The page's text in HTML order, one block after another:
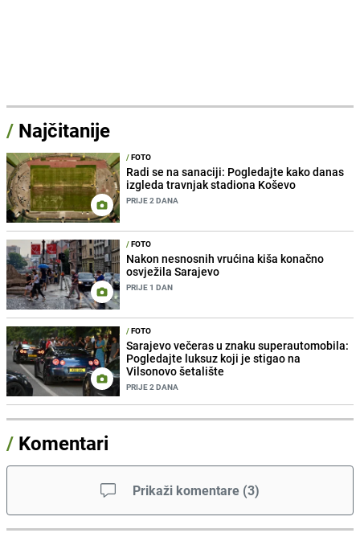
/ Najčitanije
/FOTO
Radi se na sanaciji: Pogledajte kako danas
izgleda travnjak stadiona Koševo
PRIJE 2 DANA
/FOTO
Nakon nesnosnih vrućina kiša konačno
osvježila Sarajevo
PRIJE 1 DAN
/FOTO
Sarajevo večeras u znaku superautomobila:
Pogledajte luksuz koji je stigao na
Vilsonovo šetalište
PRIJE 2 DANA
/ Komentari
Prikaži komentare (3)